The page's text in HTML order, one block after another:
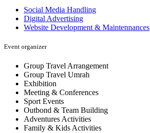
Social Media Handling
Digital Advertising
Website Development & Maintennances
Event organizer
Group Travel Arrangement
Group Travel Umrah
Exhibition
Meeting & Conferences
Sport Events
Outbond & Team Building
Adventures Activities
Family & Kids Activities